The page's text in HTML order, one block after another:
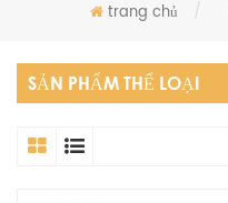
trang chủ /
SẢN PHẨM THỂ LOẠI